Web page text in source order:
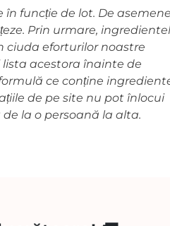
funcție de lot. De
Prin urmare,
ciuda eforturilor noastre
acestora înainte de
ce conține
de pe site nu pot înlocui
la o persoană la alta.